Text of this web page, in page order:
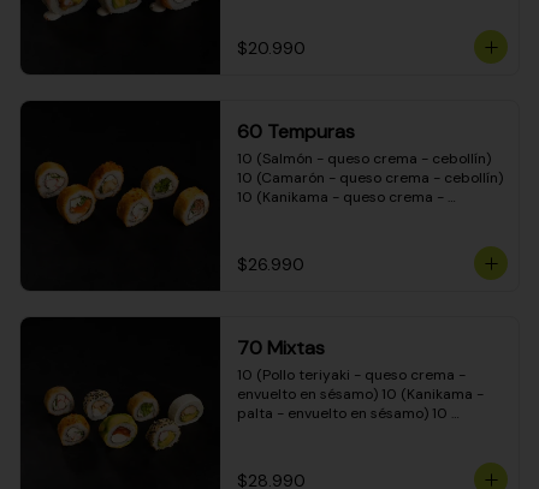
$20.990
60 Tempuras
10 (Salmón - queso crema - cebollín)
10 (Camarón - queso crema - cebollín)
10 (Kanikama - queso crema -
crema - cebollín) 10 (Carne - queso
crema - cebollín)
$26.990
70 Mixtas
10 (Pollo teriyaki - queso crema -
envuelto en sésamo) 10 (Kanikama -
palta - envuelto en sésamo) 10
- envuelto en queso crema) 10
$28.990